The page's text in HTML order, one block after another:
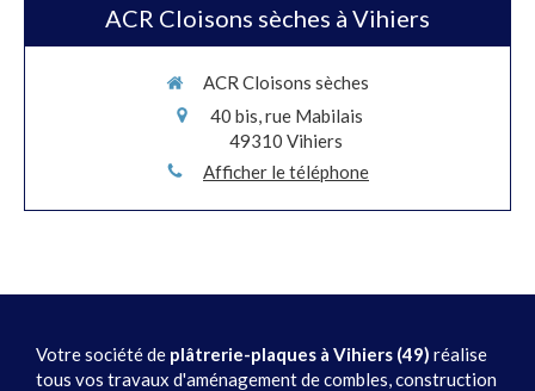
ACR Cloisons sèches à Vihiers
ACR Cloisons sèches
40 bis, rue Mabilais
49310 Vihiers
Afficher le téléphone
Votre société de plâtrerie-plaques à Vihiers (49) réalise
tous vos travaux d'aménagement de combles, construction